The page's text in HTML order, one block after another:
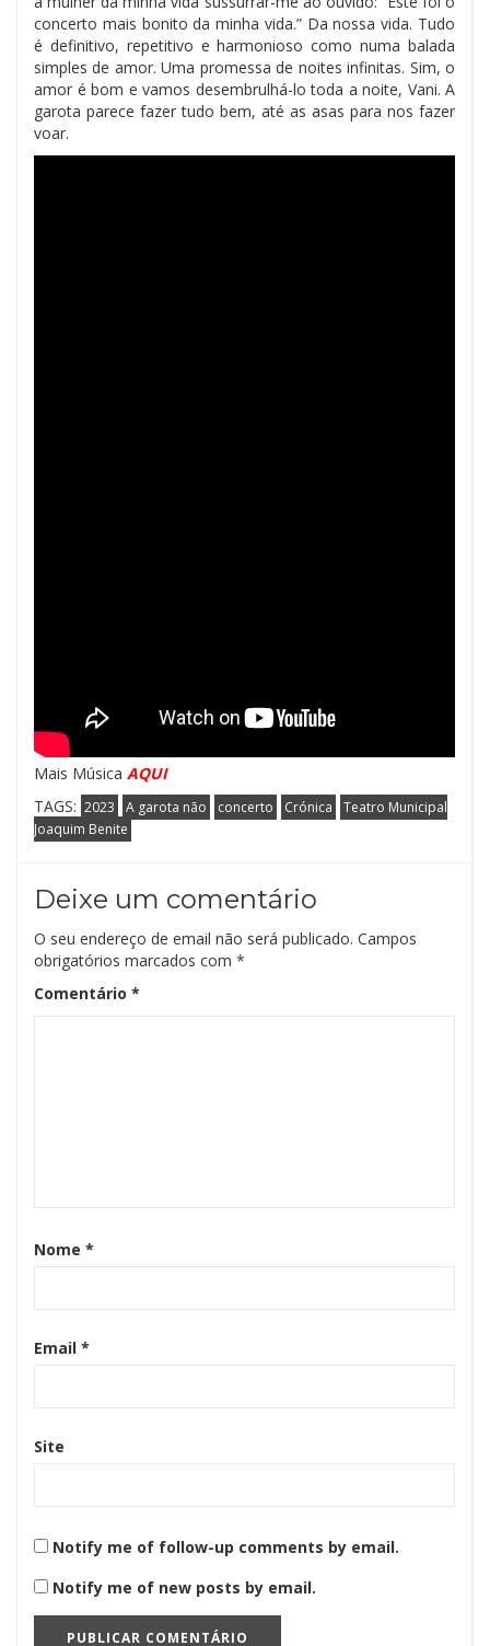
concerto mais bonito da minha vida.” Da nossa vida. Tudo
é definitivo, repetitivo e harmonioso como numa balada
simples de amor. Uma promessa de noites infinitas. Sim, o
amor é bom e vamos desembrulhá-lo toda a noite, Vani. A
garota parece fazer tudo bem, até as asas para nos fazer
voar.
Mais Música AQUI
TAGS: 2023 A garota não concerto Crónica
Teatro Municipal
Joaquim Benite
Deixe um comentário
O seu endereço de email não será publicado. Campos
obrigatórios marcados com *
Comentário *
Nome *
Email *
Site
Notify me of follow-up comments by email.
Notify me of new posts by email.